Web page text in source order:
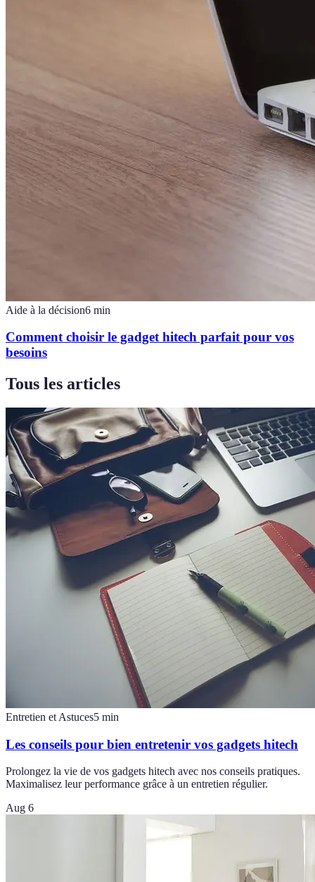
Aide à la décision6 min
Comment choisir le gadget hitech parfait pour vos
besoins
Tous les articles
Entretien et Astuces5 min
Les conseils pour bien entretenir vos gadgets hitech
Prolongez la vie de vos gadgets hitech avec nos conseils pratiques.
Maximalisez leur performance grâce à un entretien régulier.
Aug 6